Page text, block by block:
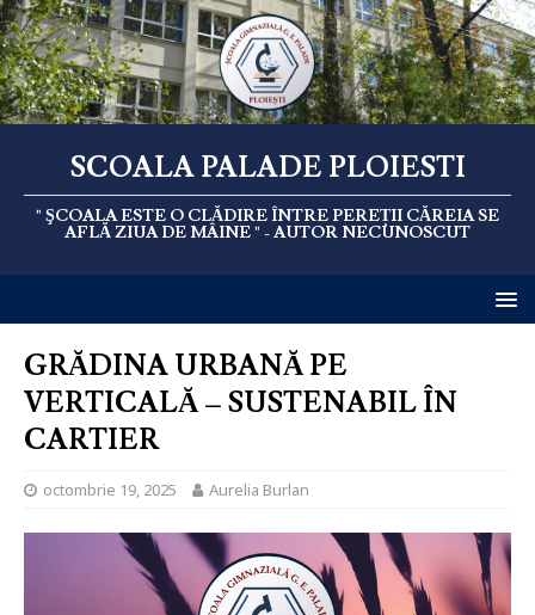
SCOALA PALADE PLOIESTI
" ŞCOALA ESTE O CLĂDIRE ÎNTRE PEREȚII CĂREIA SE
AFLĂ ZIUA DE MÂINE " - AUTOR NECUNOSCUT
GRĂDINA URBANĂ PE
VERTICALĂ – SUSTENABIL ÎN
CARTIER
octombrie 19, 2025 Aurelia Burlan